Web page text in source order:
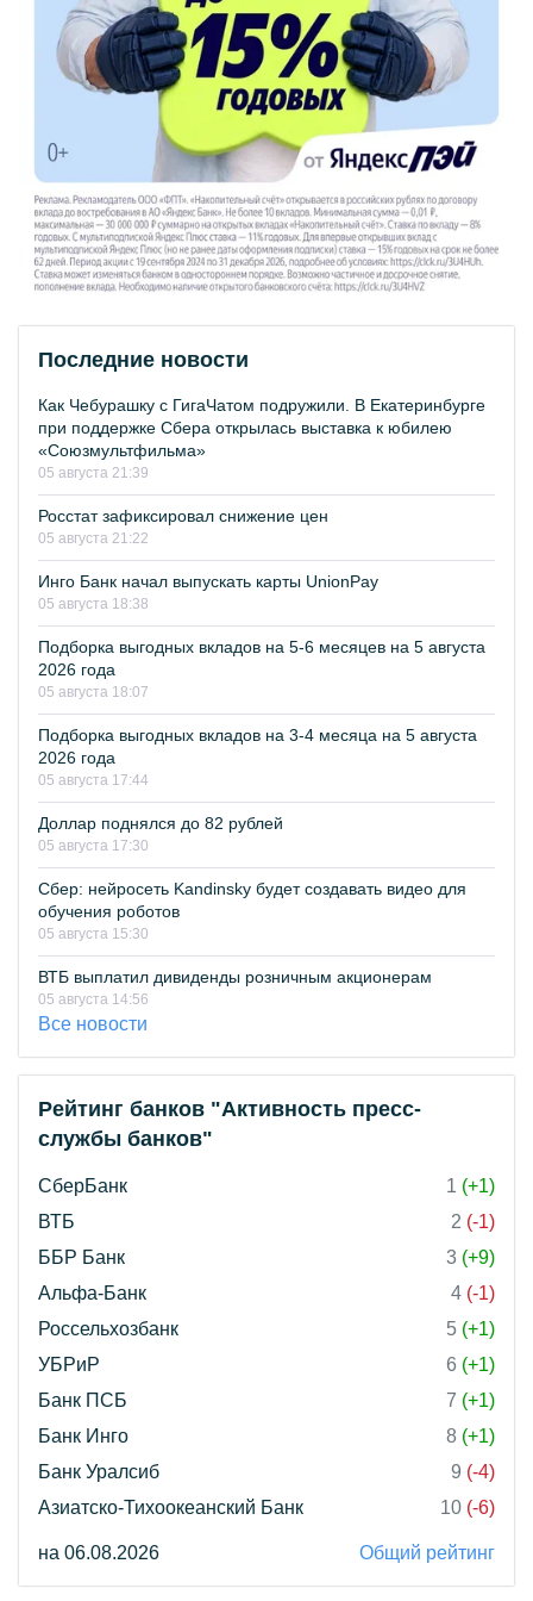
Последние новости
Как Чебурашку с ГигаЧатом подружили. В Екатеринбурге
при поддержке Сбера открылась выставка к юбилею
«Союзмультфильма»
05 августа 21:39
Росстат зафиксировал снижение цен
05 августа 21:22
Инго Банк начал выпускать карты UnionPay
05 августа 18:38
Подборка выгодных вкладов на 5-6 месяцев на 5 августа
2026 года
05 августа 18:07
Подборка выгодных вкладов на 3-4 месяца на 5 августа
2026 года
05 августа 17:44
Доллар поднялся до 82 рублей
05 августа 17:30
Сбер: нейросеть Kandinsky будет создавать видео для
обучения роботов
05 августа 15:30
ВТБ выплатил дивиденды розничным акционерам
05 августа 14:56
Все новости
Рейтинг банков "Активность пресс-
службы банков"
СберБанк 1 (+1)
ВТБ
2 (-1)
ББР Банк
3 (+9)
Альфа-Банк
4 (-1)
Россельхозбанк
5 (+1)
УБРиР
6 (+1)
Банк ПСБ
7 (+1)
Банк Инго
8 (+1)
Банк Уралсиб
9 (-4)
Азиатско-Тихоокеанский Банк
10 (-6)
на 06.08.2026 Общий рейтинг